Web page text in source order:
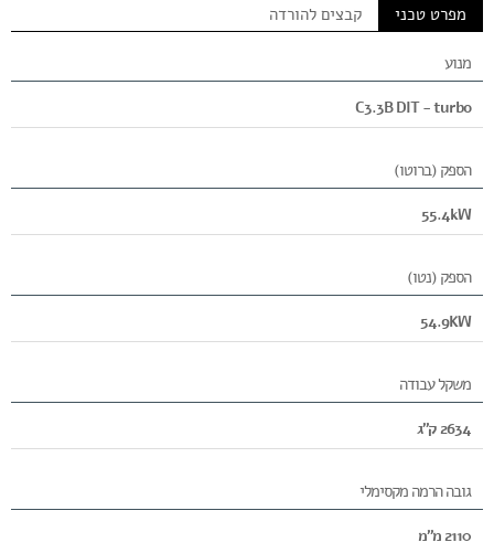
מפרט טכני קבצים להורדה
מנוע
C3.3B DIT - turbo
הספק (ברוטו)
55.4kW
הספק (נטו)
54.9KW
משקל עבודה
2634 ק"ג
גובה הרמה מקסימלי
2110 מ"מ